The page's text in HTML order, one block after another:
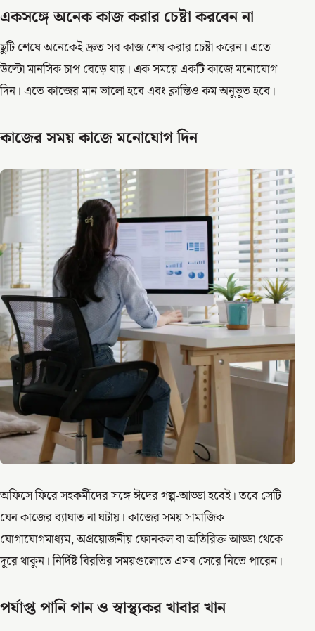
একসঙ্গে অনেক কাজ করার চেষ্টা করবেন না
ছুটি শেষে অনেকেই দ্রুত সব কাজ শেষ করার চেষ্টা করেন। এতে
উল্টো মানসিক চাপ বেড়ে যায়। এক সময়ে একটি কাজে মনোযোগ
দিন। এতে কাজের মান ভালো হবে এবং ক্লান্তিও কম অনুভূত হবে।
কাজের সময় কাজে মনোযোগ দিন
অফিসে ফিরে সহকর্মীদের সঙ্গে ঈদের গল্প-আড্ডা হবেই। তবে সেটি
যেন কাজের ব্যাঘাত না ঘটায়। কাজের সময় সামাজিক
যোগাযোগমাধ্যম, অপ্রয়োজনীয় ফোনকল বা অতিরিক্ত আড্ডা থেকে
দূরে থাকুন। নির্দিষ্ট বিরতির সময়গুলোতে এসব সেরে নিতে পারেন।
পর্যাপ্ত পানি পান ও স্বাস্থ্যকর খাবার খান